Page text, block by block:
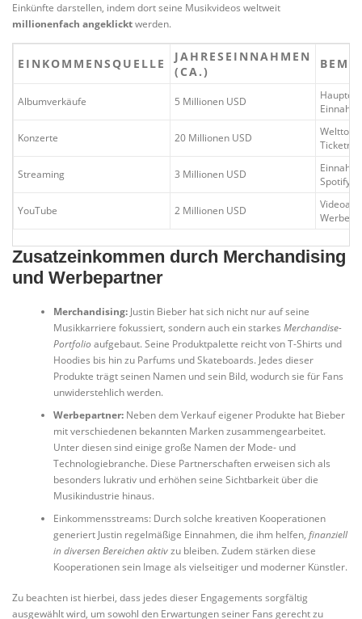
Einkünfte darstellen, indem dort seine Musikvideos weltweit
millionenfach angeklicktwerden.
EINKOMMENSQUELLE
JAHRESEINNAHMEN
(CA.)
Albumverkäufe 5 Millionen USD
Konzerte 20 Millionen USD
Streaming 3 Millionen USD
Spotify,
YouTube 2 Millionen USD
Zusatzeinkommen durch Merchandising
und Werbepartner
Merchandising:Justin Bieber hat sich nicht nur auf seine
Musikkarriere fokussiert, sondern auch ein starkes Merchandise-
Portfolio aufgebaut. Seine Produktpalette reicht von T-Shirts und
Hoodies bis hin zu Parfums und Skateboards. Jedes dieser
Produkte trägt seinen Namen und sein Bild, wodurch sie für Fans
unwiderstehlich werden.
Werbepartner:Neben dem Verkauf eigener Produkte hat Bieber
mit verschiedenen bekannten Marken zusammengearbeitet.
Unter diesen sind einige große Namen der Mode- und
Technologiebranche. Diese Partnerschaften erweisen sich als
besonders lukrativ und erhöhen seine Sichtbarkeit über die
Musikindustrie hinaus.
Einkommensstreams: Durch solche kreativen Kooperationen
generiert Justin regelmäßige Einnahmen, die ihm helfen, finanziell
in diversen Bereichen aktivzu bleiben. Zudem stärken diese
Kooperationen sein Image als vielseitiger und moderner Künstler.
Zu beachten ist hierbei, dass jedes dieser Engagements sorgfältig
ausgewählt wird, um sowohl den Erwartungen seiner Fans gerecht zu